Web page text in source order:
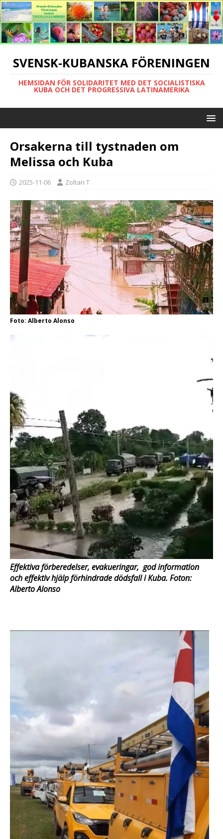
SVENSK-KUBANSKA FÖRENINGEN
HEMSIDAN FÖR SOLIDARITET MED DET SOCIALISTISKA
KUBA OCH DET PROGRESSIVA LATINAMERIKA
Orsakerna till tystnaden om
Melissa och Kuba
2025-11-06 Zoltan T
Foto: Alberto Alonso
Effektiva förberedelser, evakueringar, god information
och effektiv hjälp förhindrade dödsfall i Kuba. Foton:
Alberto Alonso